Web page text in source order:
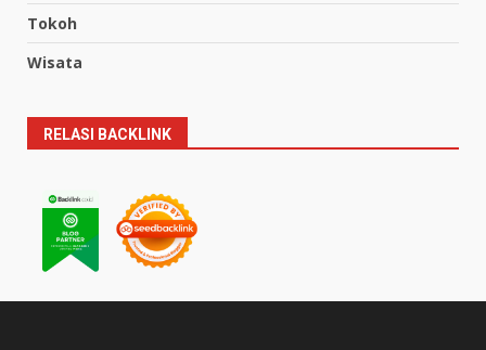
Tokoh
Wisata
RELASI BACKLINK